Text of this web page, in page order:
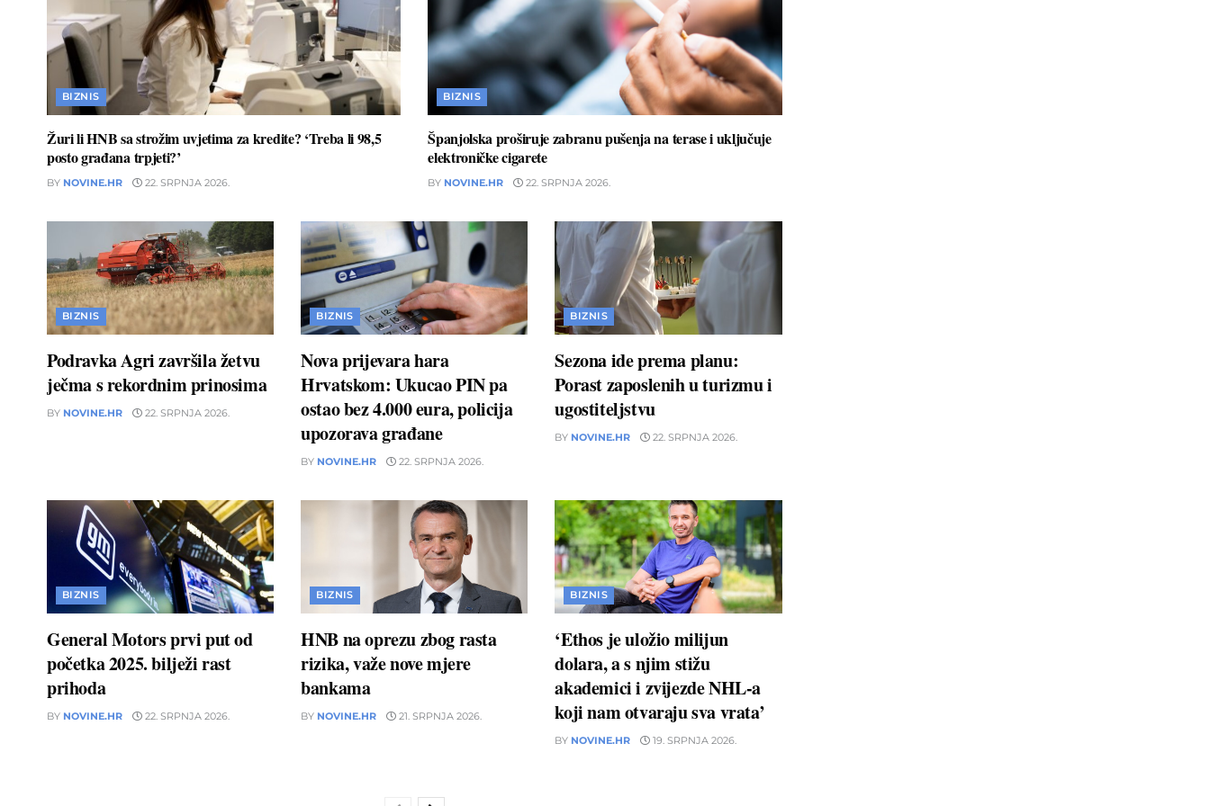
BIZNIS
Žuri li HNB sa strožim uvjetima za kredite? ‘Treba li 98,5
posto građana trpjeti?’
BY NOVINE.HR 22. SRPNJA 2026.
BIZNIS
Španjolska proširuje zabranu pušenja na terase i uključuje
elektroničke cigarete
BY NOVINE.HR 22. SRPNJA 2026.
BIZNIS
Podravka Agri završila žetvu
ječma s rekordnim prinosima
BY NOVINE.HR 22. SRPNJA 2026.
BIZNIS
Nova prijevara hara
Hrvatskom: Ukucao PIN pa
ostao bez 4.000 eura, policija
upozorava građane
BY NOVINE.HR 22. SRPNJA 2026.
BIZNIS
Sezona ide prema planu:
Porast zaposlenih u turizmu i
ugostiteljstvu
BY NOVINE.HR 22. SRPNJA 2026.
BIZNIS
General Motors prvi put od
početka 2025. bilježi rast
prihoda
BY NOVINE.HR 22. SRPNJA 2026.
BIZNIS
HNB na oprezu zbog rasta
rizika, važe nove mjere
bankama
BY NOVINE.HR 21. SRPNJA 2026.
BIZNIS
‘Ethos je uložio milijun
dolara, a s njim stižu
akademici i zvijezde NHL-a
koji nam otvaraju sva vrata’
BY NOVINE.HR 19. SRPNJA 2026.